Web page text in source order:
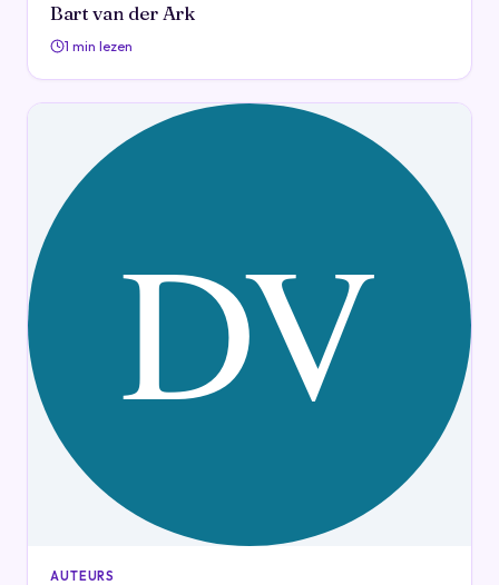
Bart van der Ark
1 min lezen
AUTEURS